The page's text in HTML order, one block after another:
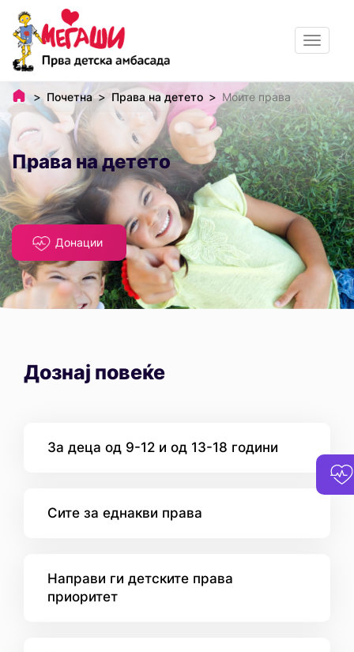
Toggle
Почетна Права на детето Моите права
Права на детето
Донации
Дознај повеќе
За деца од 9-12 и од 13-18 години
Сите за еднакви права
Направи ги детските права
приоритет